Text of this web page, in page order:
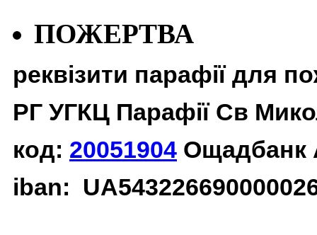
ПОЖЕРТВА
реквізити парафії для
РГ УГКЦ Парафії Св
код: 20051904 Ощадбанк
iban: